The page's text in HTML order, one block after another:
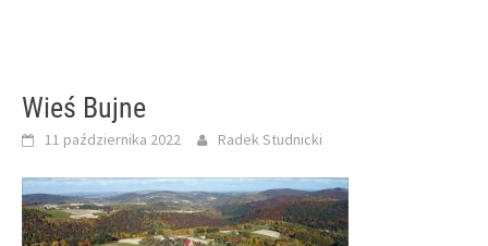
Wieś Bujne
11 października 2022 Radek Studnicki